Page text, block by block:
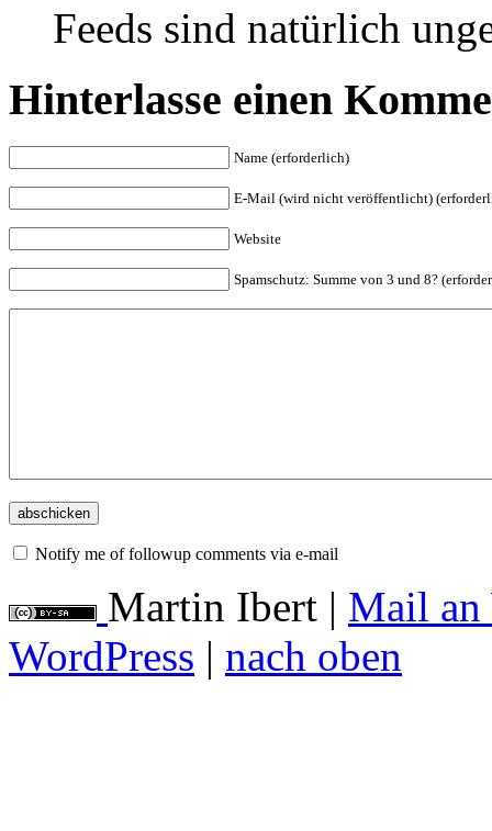
Feeds sind natürlich
Hinterlasse einen
Name (erforderlich)
E-Mail (wird nicht veröffentlicht)
Website
Spamschutz: Summe von 3 und 8?
Notify me of followup comments via e-mail
Martin Ibert | Mail an
WordPress | nach oben